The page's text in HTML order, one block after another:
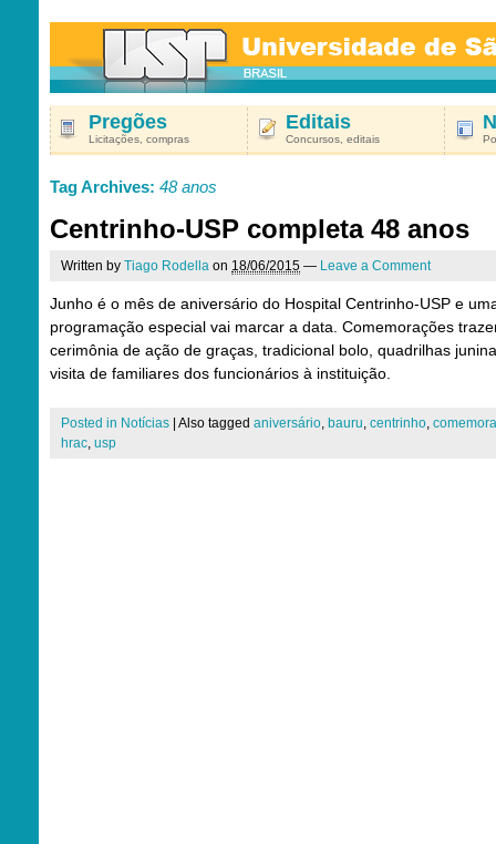
Pregões
Licitações, compras
Editais
Concursos, editais
Tag Archives: 48 anos
Centrinho-USP completa 48 anos
Written by Tiago Rodella on 18/06/2015 — Leave a Comment
Junho é o mês de aniversário do Hospital Centrinho-USP e
programação especial vai marcar a data. Comemorações
cerimônia de ação de graças, tradicional bolo, quadrilhas
visita de familiares dos funcionários à instituição.
Posted in Notícias Also tagged aniversário, bauru, centrinho,
hrac, usp